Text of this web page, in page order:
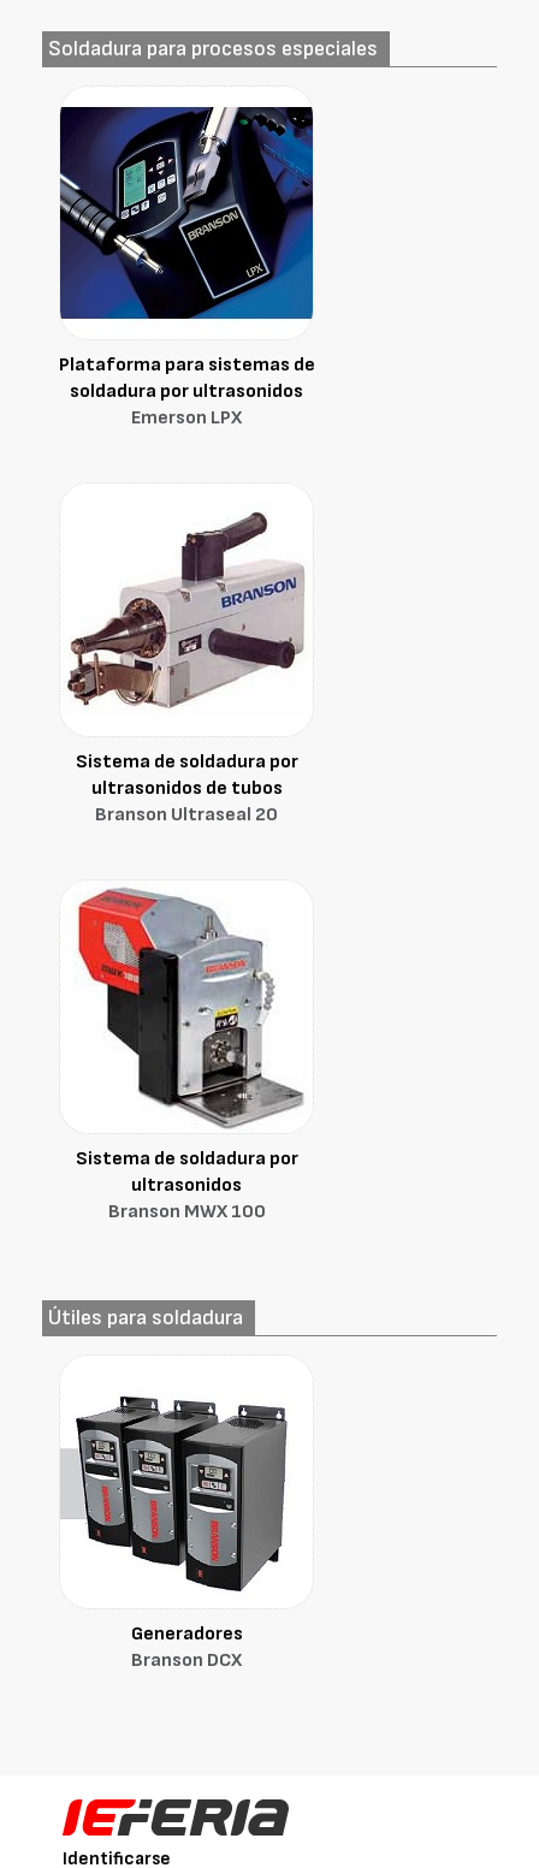
Soldadura para procesos especiales
Plataforma para sistemas de
soldadura por ultrasonidos
Emerson LPX
Sistema de soldadura por
ultrasonidos de tubos
Branson Ultraseal 20
Sistema de soldadura por
ultrasonidos
Branson MWX 100
Útiles para soldadura
Generadores
Branson DCX
Identificarse